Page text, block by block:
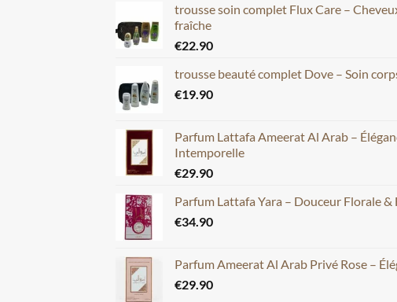
trousse soin complet Flux Care –
fraîche
€22.90
trousse beauté complet Dove – Soin
€19.90
Parfum Lattafa Ameerat Al Arab –
Intemporelle
€29.90
Parfum Lattafa Yara – Douceur Florale &
€34.90
Parfum Ameerat Al Arab Privé Rose –
€29.90